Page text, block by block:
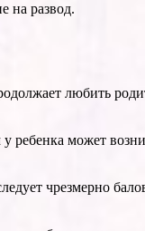
на развод.
любить
ребенка может
чрезмерно